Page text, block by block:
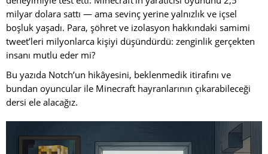
milyar dolara sattı — ama sevinç yerine yalnızlık ve içsel
boşluk yaşadı. Para, şöhret ve izolasyon hakkındaki samimi
tweet’leri milyonlarca kişiyi düşündürdü: zenginlik gerçekten
insanı mutlu eder mi?
Bu yazıda Notch’un hikâyesini, beklenmedik itirafını ve
bundan oyuncular ile Minecraft hayranlarının çıkarabileceği
dersi ele alacağız.